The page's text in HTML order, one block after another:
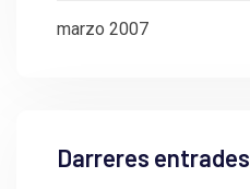
marzo 2007
Darreres entrades